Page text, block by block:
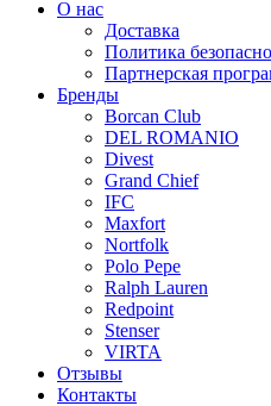
О нас
Доставка
Политика
Партнерская
Бренды
Borcan Club
DEL ROMANIO
Divest
Grand Chief
IFC
Maxfort
Nortfolk
Polo Pepe
Ralph Lauren
Redpoint
Stenser
VIRTA
Отзывы
Контакты